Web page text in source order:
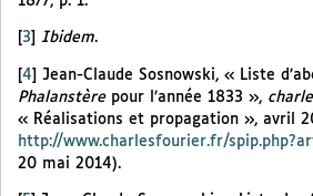
3 Ibidem.
[4] Jean-Claude Sosnowski, « Liste
Phalanstèrepour l’année 1833 »,
« Réalisations et propagation », avril
http://www.charlesfourier.fr/
20 mai 2014).